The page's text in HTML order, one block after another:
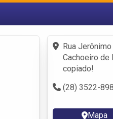
Fazer login
Criar conta
Rua
Cachoeiro de
copiado!
(28) 3522-
Mapa